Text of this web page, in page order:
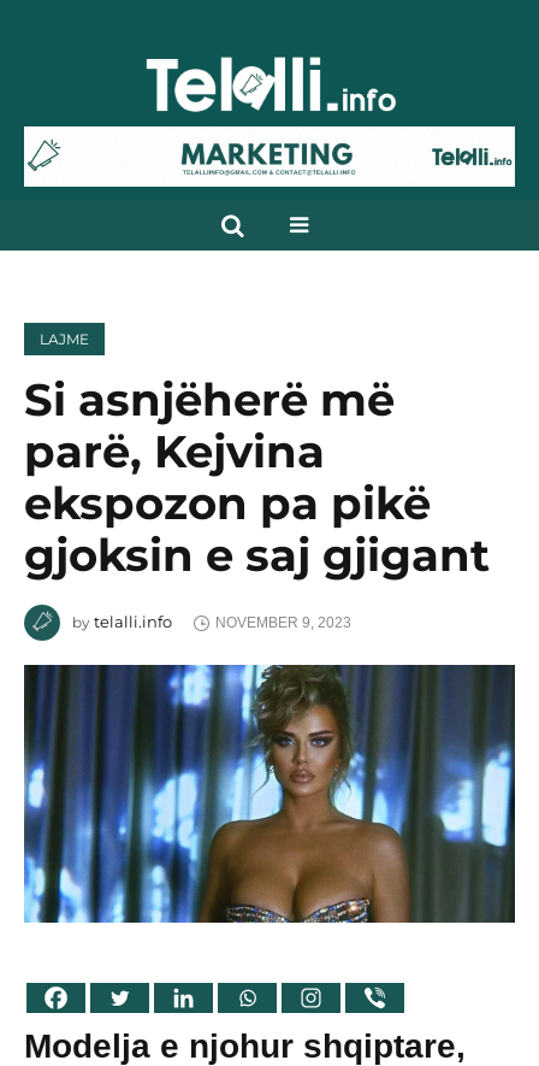
LAJME
Si asnjëherë më
parë, Kejvina
ekspozon pa pikë
gjoksin e saj gjigant
by telalli.info NOVEMBER 9, 2023
Modelja e njohur shqiptare,